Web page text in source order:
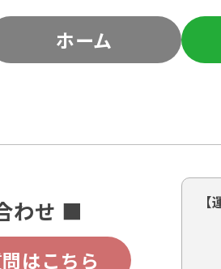
ホーム
わせ ■
はこちら
【